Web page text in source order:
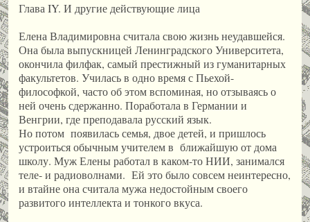
Глава IY. И другие действующие лица
Елена Владимировна считала свою жизнь неудавшейся.
Она была выпускницей Ленинградского Университета,
окончила филфак, самый престижный из гуманитарных
факультетов. Училась в одно время с Пьехой-
философкой, часто об этом вспоминая, но отзываясь о
ней очень сдержанно. Поработала в Германии и
Венгрии, где преподавала русский язык.
Но потом появилась семья, двое детей, и пришлось
устроиться обычным учителем в ближайшую от дома
школу. Муж Елены работал в каком-то НИИ, занимался
теле- и радиоволнами. Ей это было совсем неинтересно,
и втайне она считала мужа недостойным своего
развитого интеллекта и тонкого вкуса.